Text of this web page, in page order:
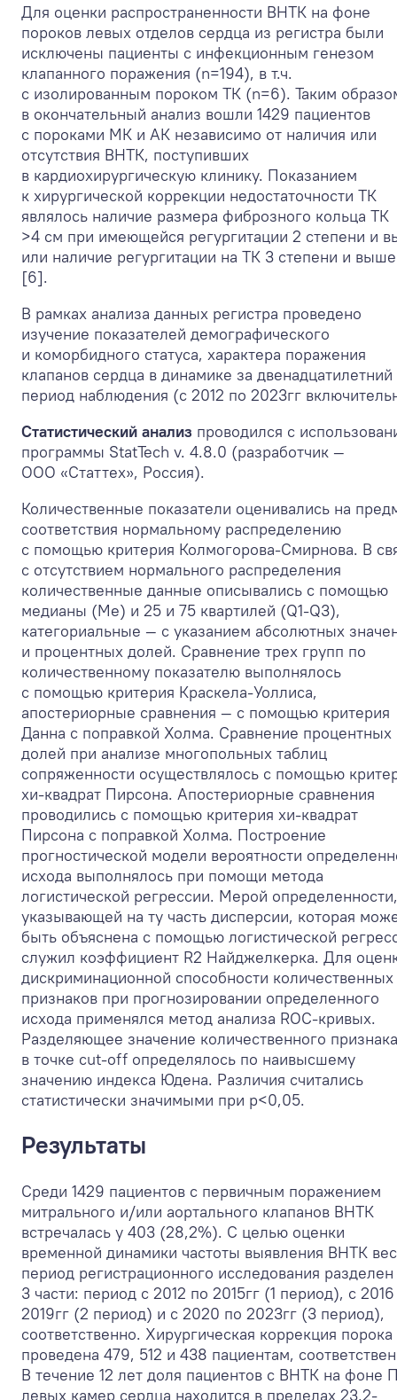
Для оценки распространенности ВНТК на фоне
пороков левых отделов сердца из регистра были
исключены пациенты с инфекционным генезом
клапанного поражения (n=194), в т.ч.
с изолированным пороком ТК (n=6). Таким
в окончательный анализ вошли 1429 пациентов
с пороками МК и АК независимо от наличия или
отсутствия ВНТК, поступивших
в кардиохирургическую клинику. Показанием
к хирургической коррекции недостаточности ТК
являлось наличие размера фиброзного кольца ТК
>4 см при имеющейся регургитации 2 степени и
или наличие регургитации на ТК 3 степени и выше
[6].
В рамках анализа данных регистра проведено
изучение показателей демографического
и коморбидного статуса, характера поражения
клапанов сердца в динамике за двенадцатилетний
период наблюдения (с 2012 по 2023гг
Статистический анализ проводился с
программы StatTech v. 4.8.0 (разработчик —
ООО «Статтех», Россия).
Количественные показатели оценивались на
соответствия нормальному распределению
с помощью критерия Колмогорова-Смирнова. В
с отсутствием нормального распределения
количественные данные описывались с помощью
медианы (Me) и 25 и 75 квартилей (Q1-Q3),
категориальные — с указанием абсолютных
и процентных долей. Сравнение трех групп по
количественному показателю выполнялось
с помощью критерия Краскела-Уоллиса,
апостериорные сравнения — с помощью критерия
Данна с поправкой Холма. Сравнение процентных
долей при анализе многопольных таблиц
сопряженности осуществлялось с помощью
хи-квадрат Пирсона. Апостериорные сравнения
проводились с помощью критерия хи-квадрат
Пирсона с поправкой Холма. Построение
прогностической модели вероятности
исхода выполнялось при помощи метода
логистической регрессии. Мерой определенности,
указывающей на ту часть дисперсии, которая
быть объяснена с помощью логистической
служил коэффициент R2 Найджелкерка. Для
дискриминационной способности количественных
признаков при прогнозировании определенного
исхода применялся метод анализа ROC-кривых.
Разделяющее значение количественного признака
в точке cut-off определялось по наивысшему
значению индекса Юдена. Различия считались
статистически значимыми при p<0,05.
Результаты
Среди 1429 пациентов с первичным поражением
митрального и/или аортального клапанов ВНТК
встречалась у 403 (28,2%). С целью оценки
временной динамики частоты выявления ВНТК
период регистрационного исследования
3 части: период с 2012 по 2015гг (1 период), с
2019гг (2 период) и с 2020 по 2023гг (3 период),
соответственно. Хирургическая коррекция порока
проведена 479, 512 и 438 пациентам,
В течение 12 лет доля пациентов с ВНТК на фоне
левых камер сердца находится в пределах 23,2-